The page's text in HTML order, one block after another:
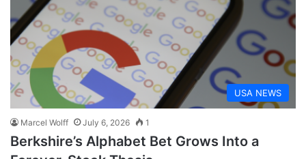
USA NEWS
Marcel Wolff July 6, 2026 1
Berkshire’s Alphabet Bet Grows Into a